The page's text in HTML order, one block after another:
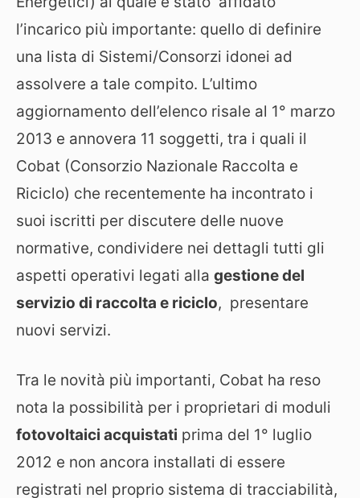
l’incarico più importante: quello di definire
una lista di Sistemi/Consorzi idonei ad
assolvere a tale compito. L’ultimo
aggiornamento dell’elenco risale al 1° marzo
2013 e annovera 11 soggetti, tra i quali il
Cobat (Consorzio Nazionale Raccolta e
Riciclo) che recentemente ha incontrato i
suoi iscritti per discutere delle nuove
normative, condividere nei dettagli tutti gli
aspetti operativi legati alla gestione del
servizio di raccolta e riciclo, presentare
nuovi servizi.
Tra le novità più importanti, Cobat ha reso
nota la possibilità per i proprietari di moduli
fotovoltaici acquistati prima del 1° luglio
2012 e non ancora installati di essere
registrati nel proprio sistema di tracciabilità,